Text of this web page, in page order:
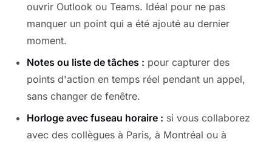
ouvrir Outlook ou Teams. Idéal pour ne pas
manquer un point qui a été ajouté au dernier
moment.
Notes ou liste de tâches : pour capturer des
points d'action en temps réel pendant un appel,
sans changer de fenêtre.
Horloge avec fuseau horaire : si vous collaborez
avec des collègues à Paris, à Montréal ou à